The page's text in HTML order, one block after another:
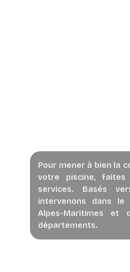
Pour mener à bien la
votre piscine,
services. Basés
intervenons dans le
Alpes-Maritimes et
départements.